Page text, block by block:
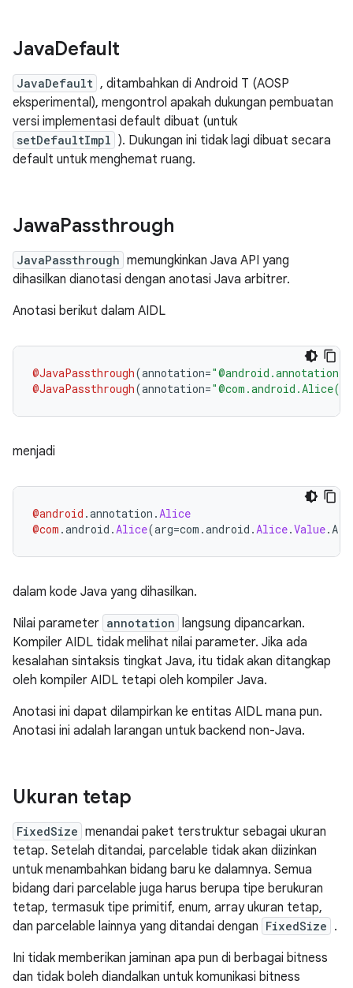
JavaDefault
JavaDefault , ditambahkan di Android T (AOSP
eksperimental), mengontrol apakah dukungan pembuatan
versi implementasi default dibuat (untuk
setDefaultImpl ). Dukungan ini tidak lagi dibuat secara
default untuk menghemat ruang.
JawaPassthrough
JavaPassthrough memungkinkan Java API yang
dihasilkan dianotasi dengan anotasi Java arbitrer.
Anotasi berikut dalam AIDL
@JavaPassthrough(annotation=
@JavaPassthrough(annotation=
menjadi
@android .annotation .Alice
@com .android .Alice(arg=com .android .Alice.Value.A
dalam kode Java yang dihasilkan.
Nilai parameter annotation langsung dipancarkan.
Kompiler AIDL tidak melihat nilai parameter. Jika ada
kesalahan sintaksis tingkat Java, itu tidak akan ditangkap
oleh kompiler AIDL tetapi oleh kompiler Java.
Anotasi ini dapat dilampirkan ke entitas AIDL mana pun.
Anotasi ini adalah larangan untuk backend non-Java.
Ukuran tetap
FixedSize menandai paket terstruktur sebagai ukuran
tetap. Setelah ditandai, parcelable tidak akan diizinkan
untuk menambahkan bidang baru ke dalamnya. Semua
bidang dari parcelable juga harus berupa tipe berukuran
tetap, termasuk tipe primitif, enum, array ukuran tetap,
dan parcelable lainnya yang ditandai dengan FixedSize .
Ini tidak memberikan jaminan apa pun di berbagai bitness
dan tidak boleh diandalkan untuk komunikasi bitness